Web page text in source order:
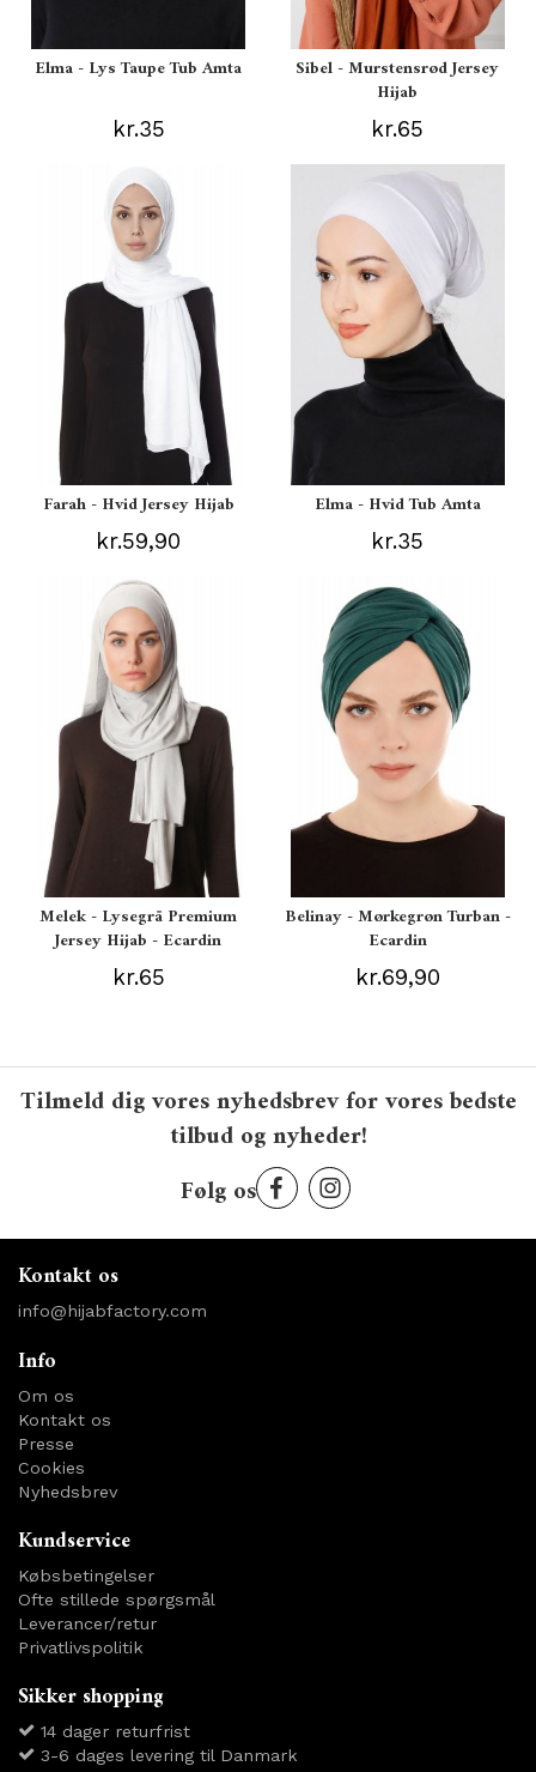
Elma - Lys Taupe Tub Amta
kr.35
Sibel - Murstensrød Jersey
Hijab
kr.65
Farah - Hvid Jersey Hijab
kr.59,90
Elma - Hvid Tub Amta
kr.35
Melek - Lysegrå Premium
Jersey Hijab - Ecardin
kr.65
Belinay - Mørkegrøn Turban -
Ecardin
kr.69,90
Tilmeld dig vores nyhedsbrev for vores bedste
tilbud og nyheder!
Følg os
Kontakt os
info@hijabfactory.com
Info
Om os
Kontakt os
Presse
Cookies
Nyhedsbrev
Kundservice
Købsbetingelser
Ofte stillede spørgsmål
Leverancer/retur
Privatlivspolitik
Sikker shopping
14 dager returfrist
3-6 dages levering til Danmark